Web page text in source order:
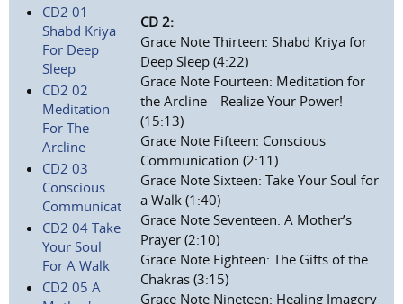
CD2 01
Shabd Kriya
For Deep
Sleep
CD2 02
Meditation
For The
Arcline
CD2 03
Conscious
Communication
CD2 04 Take
Your Soul
For A Walk
CD2 05 A
CD 2:
Grace Note Thirteen: Shabd Kriya for
Deep Sleep (4:22)
Grace Note Fourteen: Meditation for
the Arcline—Realize Your Power!
(15:13)
Grace Note Fifteen: Conscious
Communication (2:11)
Grace Note Sixteen: Take Your Soul for
a Walk (1:40)
Grace Note Seventeen: A Mother’s
Prayer (2:10)
Grace Note Eighteen: The Gifts of the
Chakras (3:15)
Grace Note Nineteen: Healing Imagery